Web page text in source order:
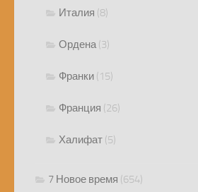
Италия (8)
Ордена(3)
Франки (15)
Франция (26)
Халифат (5)
7 Новое время (654)